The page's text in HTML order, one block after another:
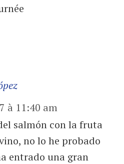
à 11:40 am
salmón con la fruta
no lo he probado
entrado una gran